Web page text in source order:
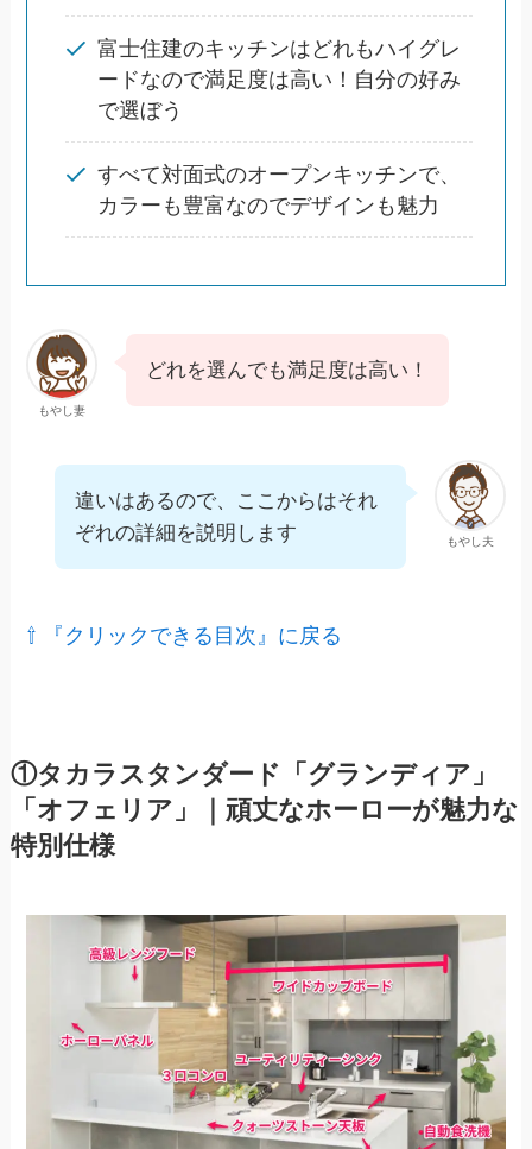
富士住建のキッチンはどれもハイグレ
ードなので満足度は高い！自分の好み
で選ぼう
すべて対面式のオープンキッチンで、
カラーも豊富なのでデザインも魅力
もやし妻
どれを選んでも満足度は高い！
もやし夫
違いはあるので、ここからはそれ
ぞれの詳細を説明します
⇧ 『クリックできる目次』に戻る
①タカラスタンダード「グランディア」
「オフェリア」｜頑丈なホーローが魅力な
特別仕様